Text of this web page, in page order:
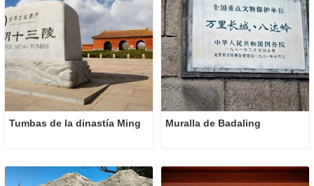
Tumbas de la dinastía Ming Muralla de Badaling